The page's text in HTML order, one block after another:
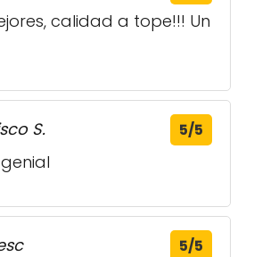
calidad a tope!!! Un
S. 5/5
5/5